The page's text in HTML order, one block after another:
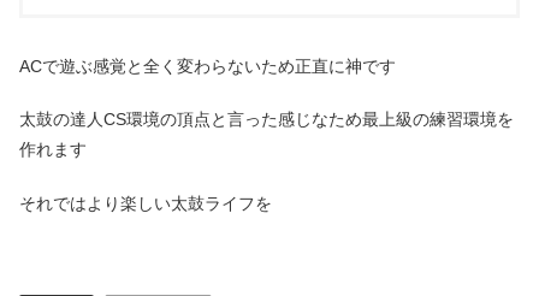
ACで遊ぶ感覚と全く変わらないため正直に神です
太鼓の達人CS環境の頂点と言った感じなため最上級の練習環境を
作れます
それではより楽しい太鼓ライフを